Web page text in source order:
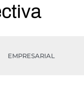
EMPRESARIAL